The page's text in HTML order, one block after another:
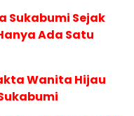
Sukabumi Sejak
Ada Satu
Wanita Hijau